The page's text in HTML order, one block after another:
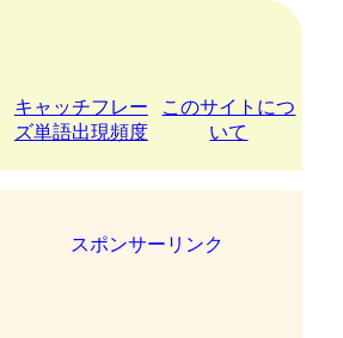
キャッチフレー
ズ単語出現頻度
このサイトにつ
いて
スポンサーリンク